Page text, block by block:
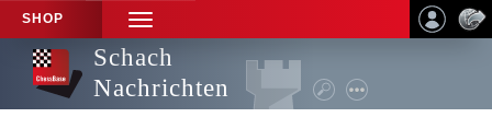
SHOP
TOGGLE
NAVIGATION
Schach
Nachrichten